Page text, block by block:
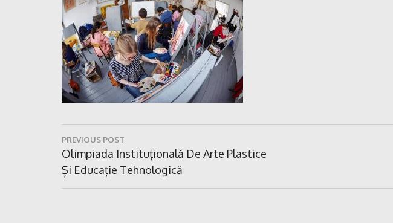
Navigare
în
articole
PREVIOUS POST
Previous
Post:
Olimpiada Instituțională De Arte Plastice
Și Educație Tehnologică